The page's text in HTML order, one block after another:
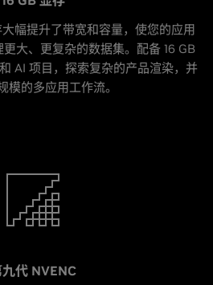
幅提升了带宽和容量，使您的应用
大、更复杂的数据集。配备 16 GB
AI 项目，探索复杂的产品渲染，并
模的多应用工作流。
九代 NVENC